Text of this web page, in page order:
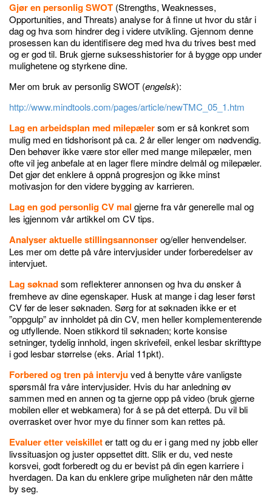
Gjør en personlig SWOT (Strengths, Weaknesses,
Opportunities, and Threats) analyse for å finne ut hvor du står i
dag og hva som hindrer deg i videre utvikling. Gjennom denne
prosessen kan du identifisere deg med hva du trives best med
og er god til. Bruk gjerne suksesshistorier for å bygge opp under
mulighetene og styrkene dine.
Mer om bruk av personlig SWOT (engelsk):
http://www.mindtools.com/pages/article/newTMC_05_1.htm
Lag en arbeidsplan med milepælersom er så konkret som
mulig med en tidshorisont på ca. 2 år eller lenger om nødvendig.
Den behøver ikke være stor eller med mange milepæler, men
ofte vil jeg anbefale at en lager flere mindre delmål og milepæler.
Det gjør det enklere å oppnå progresjon og ikke minst
motivasjon for den videre bygging av karrieren.
Lag en god personlig CV mal gjerne fra vår generelle mal og
les igjennom vår artikkel om CV tips.
Analyser aktuelle stillingsannonserog/eller henvendelser.
Les mer om dette på våre intervjusider under forberedelser av
intervjuet.
Lag søknadsom reflekterer annonsen og hva du ønsker å
fremheve av dine egenskaper. Husk at mange i dag leser først
CV før de leser søknaden. Sørg for at søknaden ikke er et
”oppgulp” av innholdet på din CV, men heller komplementerende
og utfyllende. Noen stikkord til søknaden; korte konsise
setninger, tydelig innhold, ingen skrivefeil, enkel lesbar skrifttype
i god lesbar størrelse (eks. Arial 11pkt).
Forbered og tren på intervjuved å benytte våre vanligste
spørsmål fra våre intervjusider. Hvis du har anledning øv
sammen med en annen og ta gjerne opp på video (bruk gjerne
mobilen eller et webkamera) for å se på det etterpå. Du vil bli
overrasket over hvor mye du finner som kan rettes på.
Evaluer etter veiskilleter tatt og du er i gang med ny jobb eller
livssituasjon og juster oppsettet ditt. Slik er du, ved neste
korsvei, godt forberedt og du er bevist på din egen karriere i
hverdagen. Da kan du enklere gripe muligheten når den måtte
by seg.